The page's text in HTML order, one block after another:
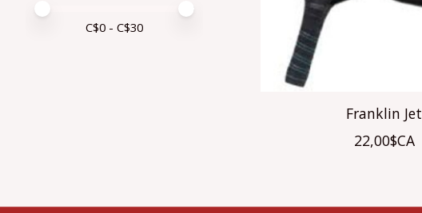
Prix minimum
Price maximum value
C$0 - C$30
Franklin Jet
22,00$CA